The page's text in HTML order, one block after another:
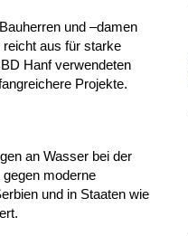
und –damen
aus für starke
Hanf verwendeten
Projekte.
an Wasser bei der
moderne
und in Staaten wie